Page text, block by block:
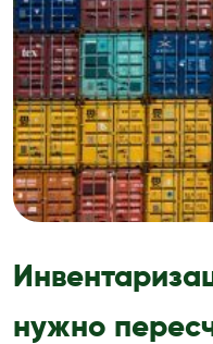
нужно